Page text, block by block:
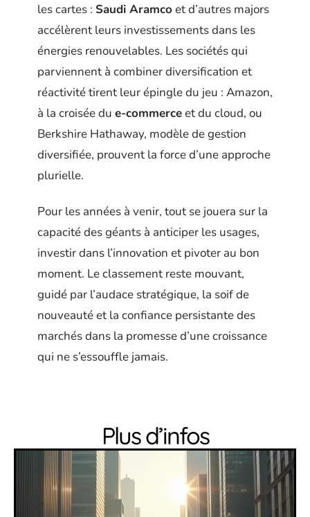
les cartes : Saudi Aramco et d’autres majors
accélèrent leurs investissements dans les
énergies renouvelables. Les sociétés qui
parviennent à combiner diversification et
réactivité tirent leur épingle du jeu : Amazon,
à la croisée du e-commerceet du cloud, ou
Berkshire Hathaway, modèle de gestion
diversifiée, prouvent la force d’une approche
plurielle.
Pour les années à venir, tout se jouera sur la
capacité des géants à anticiper les usages,
investir dans l’innovation et pivoter au bon
moment. Le classement reste mouvant,
guidé par l’audace stratégique, la soif de
nouveauté et la confiance persistante des
marchés dans la promesse d’une croissance
qui ne s’essouffle jamais.
Plus d’infos